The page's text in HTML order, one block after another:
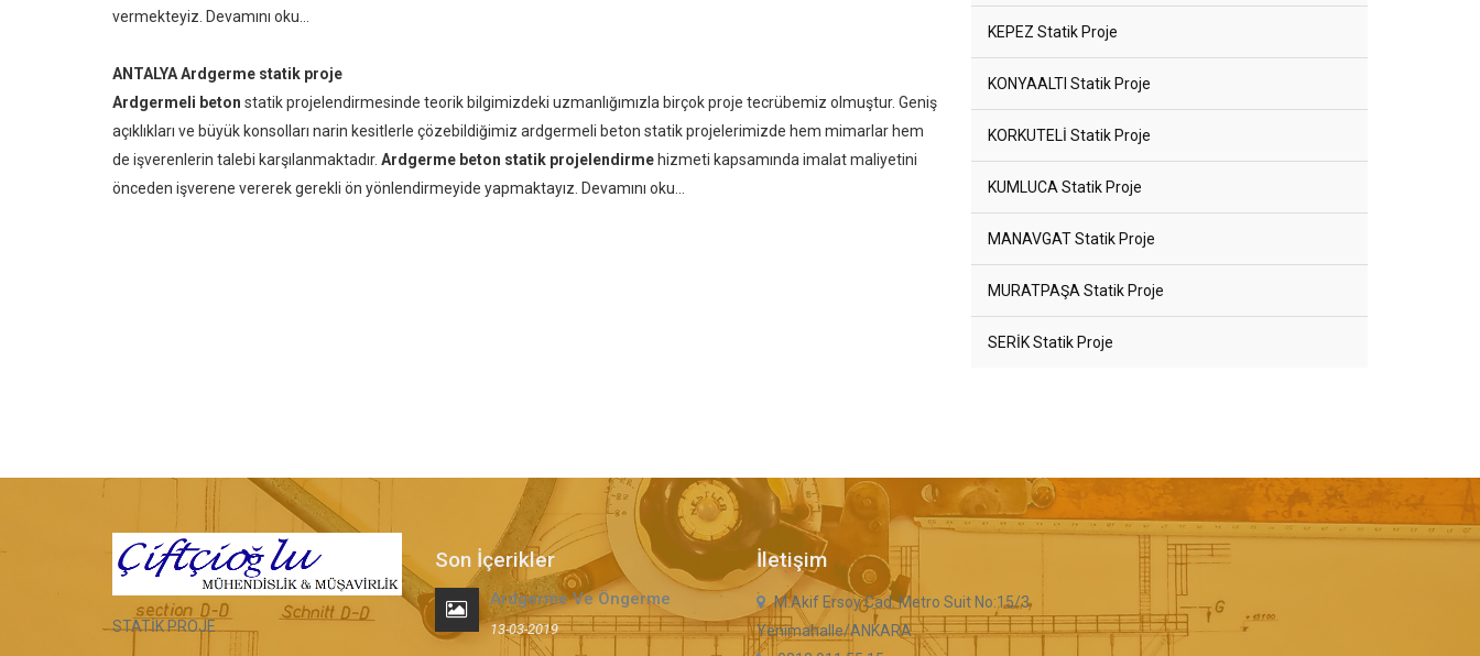
vermekteyiz. Devamını oku...
ANTALYA Ardgerme statik proje
Ardgermeli beton statik projelendirmesinde teorik bilgimizdeki uzmanlığımızla birçok proje tecrübemiz olmuştur. Geniş
açıklıkları ve büyük konsolları narin kesitlerle çözebildiğimiz ardgermeli beton statik projelerimizde hem mimarlar hem
de işverenlerin talebi karşılanmaktadır. Ardgerme beton statik projelendirme hizmeti kapsamında imalat maliyetini
önceden işverene vererek gerekli ön yönlendirmeyide yapmaktayız. Devamını oku...
KEPEZ Statik Proje
KONYAALTI Statik Proje
KORKUTELİ Statik Proje
KUMLUCA Statik Proje
MANAVGAT Statik Proje
MURATPAŞA Statik Proje
SERİK Statik Proje
STATİK PROJE
Son İçerikler
Ardgerme Ve Öngerme
13-03-2019
İletişim
M.Akif Ersoy Cad. Metro Suit No:15/3
Yenimahalle/ANKARA